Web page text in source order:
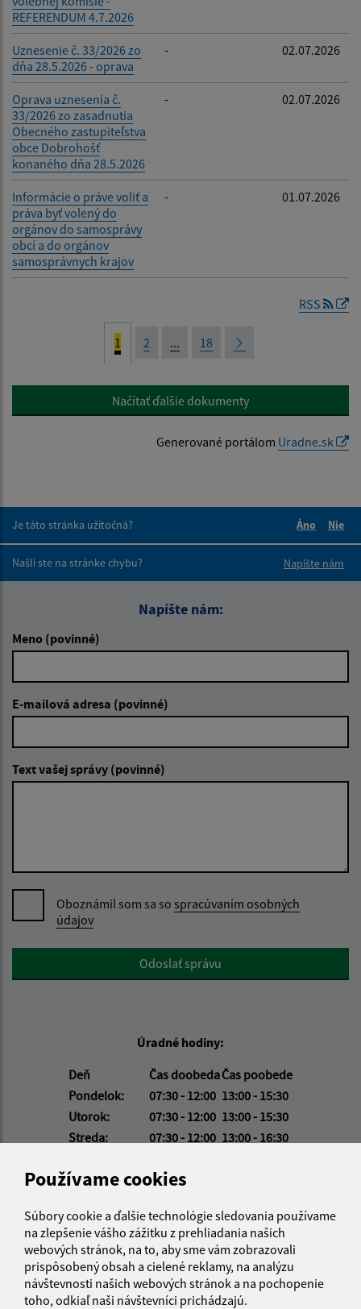
Používame cookies
Súbory cookie a ďalšie technológie sledovania používame
na zlepšenie vášho zážitku z prehliadania našich
webových stránok, na to, aby sme vám zobrazovali
prispôsobený obsah a cielené reklamy, na analýzu
návštevnosti našich webových stránok a na pochopenie
toho, odkiaľ naši návštevníci prichádzajú.
REFERENDUM 4.7.2026
Uznesenie č. 33/2026 zo
dňa 28.5.2026 - oprava
- 02.07.2026
Oprava uznesenia č.
33/2026 zo zasadnutia
Obecného zastupiteľstva
obce Dobrohošť
konaného dňa 28.5.2026
- 02.07.2026
Informácie o práve voliť a
práva byť volený do
orgánov do samosprávy
obcí a do orgánov
samosprávnych krajov
- 01.07.2026
RSS
1 2 ... 18
Načítať ďalšie dokumenty
Generované portálom Uradne.sk
Je táto stránka užitočná?
Áno
Nie
Našli ste na stránke chybu?
Napíšte nám
Napíšte nám:
Meno (povinné)
E-mailová adresa (povinné)
Text vašej správy (povinné)
Oboznámil som sa so spracúvaním osobných
údajov
Google reCaptcha ResponseOdoslať správu
Úradné hodiny:
Deň
Čas doobedaČas poobede
Pondelok:
07:30 - 12:00 13:00 - 15:30
Utorok:
07:30 - 12:00 13:00 - 15:30
Streda:
07:30 - 12:00 13:00 - 16:30
Piatok:
07:00 - 13:00
Obedňajšia prestávka:
12:00 - 13:00
Kontakt:
Obecný úrad Dobrohošť